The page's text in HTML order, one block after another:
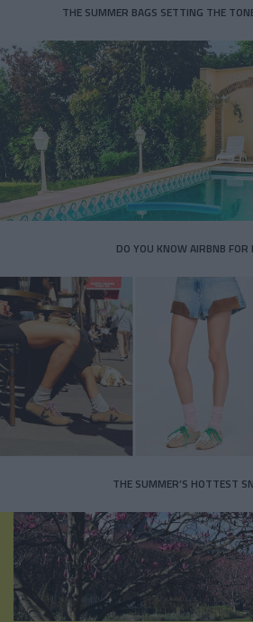
THE SUMMER BAGS SETTING THE
DO YOU KNOW AIRBNB FOR
THE SUMMER’S HOTTEST